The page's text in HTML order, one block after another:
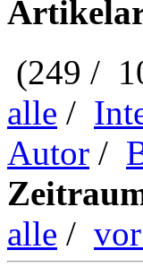
(249 /
alle /
Autor /
alle /